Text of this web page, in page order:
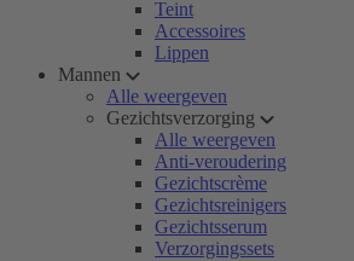
Teint
Accessoires
Lippen
Mannen
Alle weergeven
Gezichtsverzorging
Alle weergeven
Anti-veroudering
Gezichtscrème
Gezichtsreinigers
Gezichtsserum
Verzorgingssets